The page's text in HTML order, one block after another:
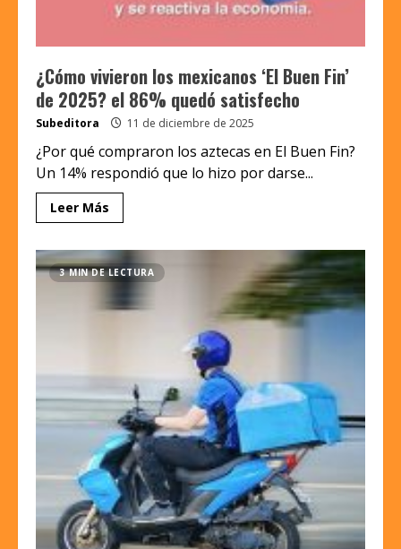
¿Cómo vivieron los mexicanos ‘El Buen Fin’
de 2025? el 86% quedó satisfecho
Subeditora 11 de diciembre de 2025
¿Por qué compraron los aztecas en El Buen Fin?
Un 14% respondió que lo hizo por darse...
Leer Más
3 MIN DE LECTURA